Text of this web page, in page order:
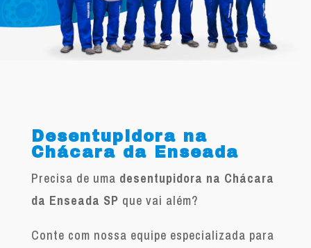
Desentupidora na
Chácara da Enseada
Precisa de uma desentupidora na Chácara
da Enseada SP que vai além?
Conte com nossa equipe especializada para